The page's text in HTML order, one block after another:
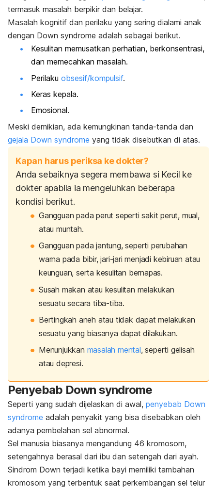
termasuk masalah berpikir dan belajar.
Masalah kognitif dan perilaku yang sering dialami anak
dengan Down syndrome adalah sebagai berikut.
Kesulitan memusatkan perhatian, berkonsentrasi,
dan memecahkan masalah.
Perilaku obsesif/kompulsif.
Keras kepala.
Emosional.
Meski demikian, ada kemungkinan tanda-tanda dan
gejala Down syndrome yang tidak disebutkan di atas.
Kapan harus periksa ke dokter?
Anda sebaiknya segera membawa si Kecil ke
dokter apabila ia mengeluhkan beberapa
kondisi berikut.
Gangguan pada perut seperti sakit perut, mual,
atau muntah.
Gangguan pada jantung, seperti perubahan
warna pada bibir, jari-jari menjadi kebiruan atau
keunguan, serta kesulitan bernapas.
Susah makan atau kesulitan melakukan
sesuatu secara tiba-tiba.
Bertingkah aneh atau tidak dapat melakukan
sesuatu yang biasanya dapat dilakukan.
Menunjukkan masalah mental, seperti gelisah
atau depresi.
Penyebab Down syndrome
Seperti yang sudah dijelaskan di awal, penyebab Down
syndrome adalah penyakit yang bisa disebabkan oleh
adanya pembelahan sel abnormal.
Sel manusia biasanya mengandung 46 kromosom,
setengahnya berasal dari ibu dan setengah dari ayah.
Sindrom Down terjadi ketika bayi memiliki tambahan
kromosom yang terbentuk saat perkembangan sel telur